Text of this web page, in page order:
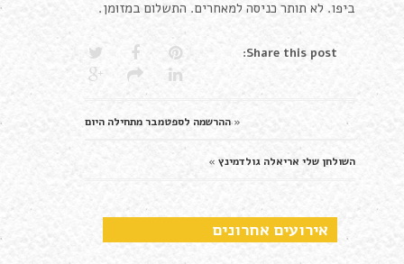
ביפו. לא תותר כניסה למאחרים. התשלום במזומן.
Share this post:
«ההרשמה לספטמבר מתחילה היום
השולחן שלי אריאלה גולדמינץ »
אירועים אחרונים